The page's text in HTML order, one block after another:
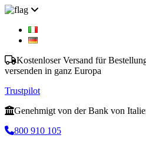
Kostenloser Versand für
versenden in ganz Europa
Trustpilot
Genehmigt von der Bank von
800 910 105